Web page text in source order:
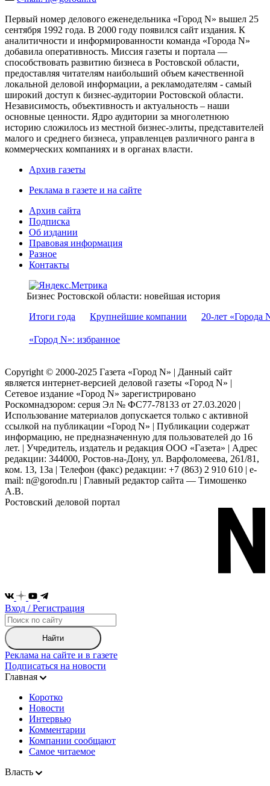
Первый номер делового еженедельника «Город N» вышел 25
сентября 1992 года. В 2000 году появился сайт издания. К
аналитичности и информированности команда «Города N»
добавила оперативность. Миссия газеты и портала —
способствовать развитию бизнеса в Ростовской области,
предоставляя читателям наибольший объем качественной
локальной деловой информации, а рекламодателям - самый
широкий доступ к бизнес-аудитории Ростовской области.
Независимость, объективность и актуальность – наши
основные ценности. Ядро аудитории за многолетнюю
историю сложилось из местной бизнес-элиты, представителей
малого и среднего бизнеса, управленцев различного ранга в
коммерческих компаниях и в органах власти.
Архив газеты
Реклама в газете и на сайте
Архив сайта
Подписка
Об издании
Правовая информация
Разное
Контакты
Бизнес Ростовской области: новейшая история
Итоги года
Крупнейшие компании 20-лет «Города
«Город N»: избранное
Copyright © 2000-2025 Газета «Город N» | Данный сайт
является интернет-версией деловой газеты «Город N» |
Сетевое издание «Город N» зарегистрировано
Роскомнадзором: серuя Эл № ФС77-78133 от 27.03.2020 |
Использование материалов допускается только с активной
ссылкой на публикации «Город N» | Публикации содержат
информацию, не предназначенную для пользователей до 16
лет. | Учредитель, издатель и редакция ООО «Газета» | Адрес
редакции: 344000, Ростов-на-Дону, ул. Варфоломеева, 261/81,
ком. 13, 13а | Телефон (факс) редакции: +7 (863) 2 910 610 | e-
mail: n@gorodn.ru | Главный редактор сайта — Тимошенко
А.В.
Ростовский деловой портал
Вход / Регистрация
Найти
Реклама на сайте и в газете
Подписаться на новости
Главная
Коротко
Новости
Интервью
Комментарии
Компании сообщают
Самое читаемое
Власть